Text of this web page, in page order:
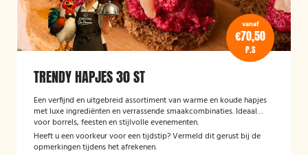
vanaf
€70,50
P.S
TRENDY HAPJES 30 ST
Een verfijnd en uitgebreid assortiment van warme en koude hapjes
met luxe ingrediënten en verrassende smaakcombinaties. Ideaal
voor borrels, feesten en stijlvolle evenementen.
Heeft u een voorkeur voor een tijdstip? Vermeld dit gerust bij de
opmerkingen tijdens het afrekenen.